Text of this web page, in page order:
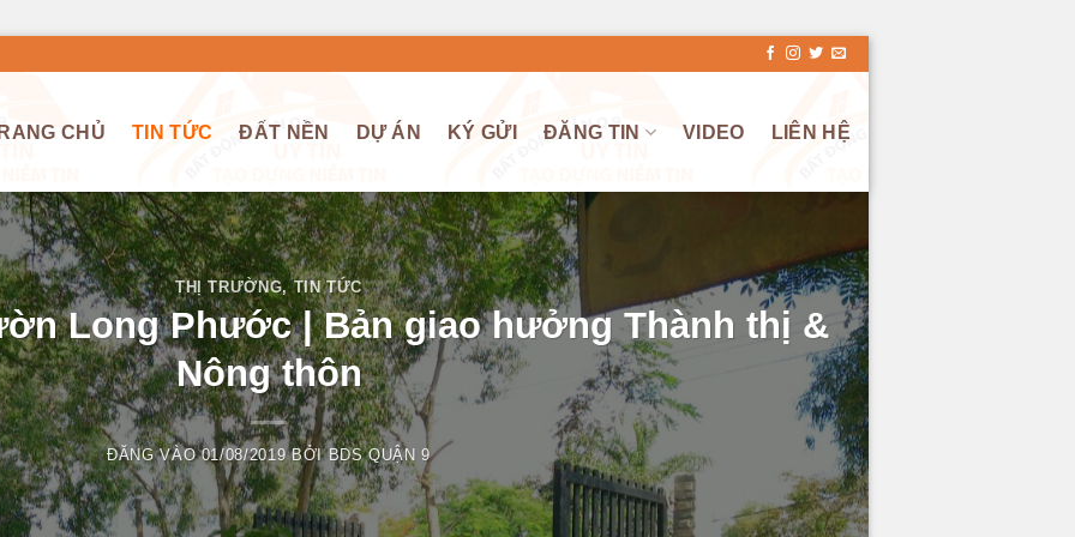
CHỦ TIN TỨC ĐẤT NỀN DỰ ÁN KÝ GỬI ĐĂNG TIN VIDEO LIÊN HỆ
THỊ TRƯỜNG,TIN TỨC
Long Phước | Bản giao hưởng Thành thị &
Nông thôn
ĐĂNG VÀO01/08/2019 BỞI BDS QUẬN 9